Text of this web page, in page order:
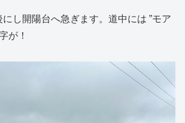
し開陽台へ急ぎます。道中には ”モア
が！